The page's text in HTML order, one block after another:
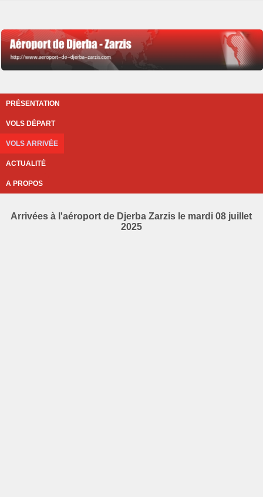
PRÉSENTATION
VOLS DÉPART
VOLS ARRIVÉE
ACTUALITÉ
A PROPOS
Arrivées à l'aéroport de Djerba Zarzis le mardi 08 juillet
2025